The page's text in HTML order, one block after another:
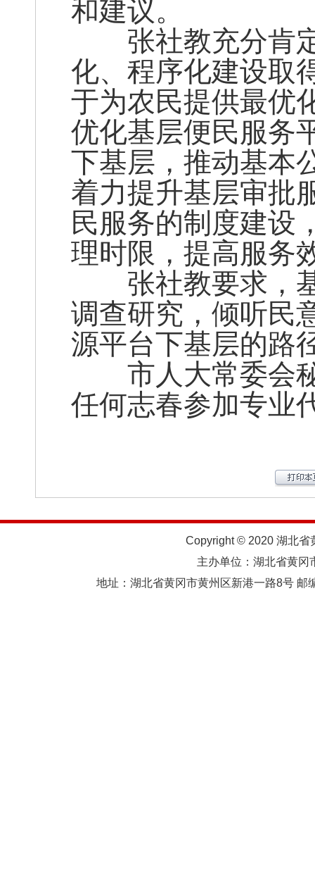
和建议。
张社教充分肯定
化、程序化建设取
于为农民提供最优
优化基层便民服务
下基层，推动基本
着力提升基层审批
民服务的制度建设
理时限，提高服务
张社教要求，基
调查研究，倾听民
源平台下基层的路
市人大常委会秘
任何志春参加专业
Copyright © 2020 湖北省
主办单位：湖北省黄
地址：湖北省黄冈市黄州区新港一路8号